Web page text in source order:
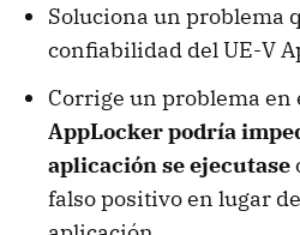
Soluciona un problema
confiabilidad del UE-V
Corrige un problema en
AppLocker podría
aplicación se ejecutase
falso positivo en lugar